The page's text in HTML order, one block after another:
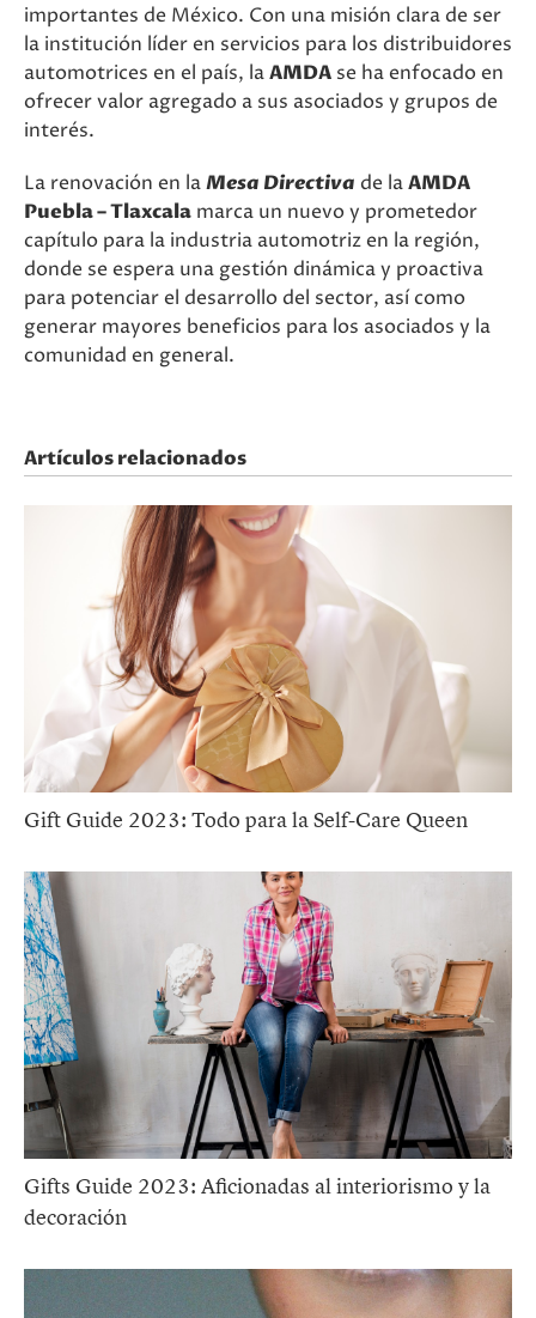
importantes de México. Con una misión clara de ser
la institución líder en servicios para los distribuidores
automotrices en el país, laAMDA se ha enfocado en
ofrecer valor agregado a sus asociados y grupos de
interés.
La renovación en laMesa Directiva de laAMDA
Puebla – Tlaxcala marca un nuevo y prometedor
capítulo para la industria automotriz en la región,
donde se espera una gestión dinámica y proactiva
para potenciar el desarrollo del sector, así como
generar mayores beneficios para los asociados y la
comunidad en general.
Artículos relacionados
Gift Guide 2023: Todo para la Self-Care Queen
Gifts Guide 2023: Aficionadas al interiorismo y la
decoración